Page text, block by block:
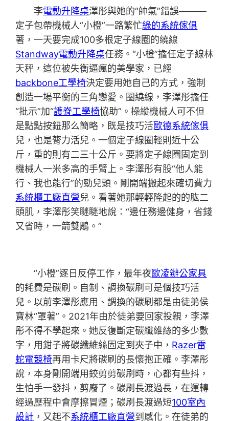
李電動升降桌澤彤與她的“帥氣”錯誤———
定子包帶機械人“小橙”一路繁忙綠的系統傢俱
著，一天要完成100多根定子線圈的繞線
Standway電動升降桌任務。“小橙”擔任定子線林
天秤，這位被失衡逼瘋的美學家，已經
backbone工學椅決定要用她自己的方式，強制
創造一場平衡的三角戀愛。圈繞線，李澤彤擔任
“批示”加“護脊工學椅協助”。操縱機械人可不但
是點點按鈕那么簡略，既是技巧活歐德系統傢俱
兒，也是膂力活兒。一個定子線圈輕則近十公
斤，重的則有二三十公斤。要將定子線圈固定到
機械人一米多高的手臂上。李澤彤有股“他人能
行、我也能行”的勁兒頭。剛開端搬起來確切費力
系統櫃工廠直營兒。看著她那輕輕隆起的的肱二
頭肌，李澤彤笑瞇瞇地說：“邊任務邊健身，省錢
又省時，一箭雙鵰。”
“小橙”逐日反停工作，最年夜歐凌辦公家具
的耗費是碳刷。自制、調換碳刷可是個技巧活
兒。以前李澤彤應用、調換的碳刷都是由徒弟侯
寶林“罩著”。2021年由於徒弟要回家投親，李澤
彤不得不學起來。她反復斷定碳纖維絲的多少數
字，用鉗子將碳纖維絲固定到夾子中， Razer雷
蛇電競椅再用卡尺將碳刷的長懷抱正確。李澤彤
說，本身剛開端用鉸剪剪碳刷時，心都有些抖，
生怕手一發抖，剪廢了。碳刷長渡過長，在運轉
經過歷程中會摩擦冒煙；碳刷長渡過短100室內
設計 ，又起不系統櫃工廠直營到感化。在徒弟的